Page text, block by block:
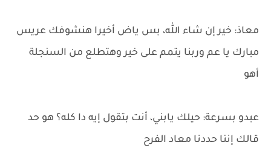
معاذ: خير إن شاء الله، بس ياض أخيرا هنشوفك عريس
مبارك يا عم وربنا يتمم على خير وهتطلع من السنجلة
أهو
عبدو بسرعة: حيلك يابني، أنت بتقول إيه دا كله؟ هو حد
قالك إننا حددنا معاد الفرح